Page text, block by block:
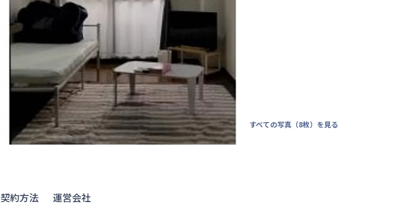
すべての写真（8枚）を見る
契約方法 運営会社